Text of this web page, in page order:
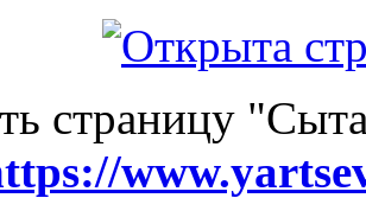
страницу